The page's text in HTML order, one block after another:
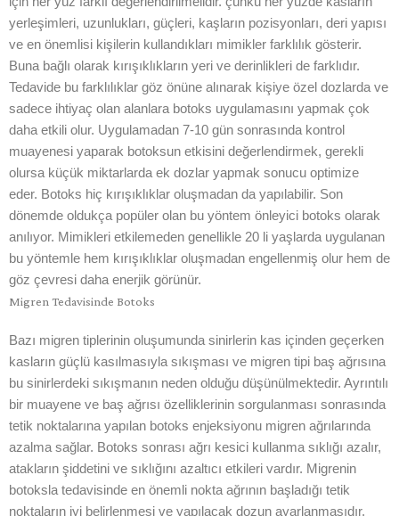
yerleşimleri, uzunlukları, güçleri, kaşların pozisyonları, deri yapısı
ve en önemlisi kişilerin kullandıkları mimikler farklılık gösterir.
Buna bağlı olarak kırışıklıkların yeri ve derinlikleri de farklıdır.
Tedavide bu farklılıklar göz önüne alınarak kişiye özel dozlarda ve
sadece ihtiyaç olan alanlara botoks uygulamasını yapmak çok
daha etkili olur. Uygulamadan 7-10 gün sonrasında kontrol
muayenesi yaparak botoksun etkisini değerlendirmek, gerekli
olursa küçük miktarlarda ek dozlar yapmak sonucu optimize
eder. Botoks hiç kırışıklıklar oluşmadan da yapılabilir. Son
dönemde oldukça popüler olan bu yöntem önleyici botoks olarak
anılıyor. Mimikleri etkilemeden genellikle 20 li yaşlarda uygulanan
bu yöntemle hem kırışıklıklar oluşmadan engellenmiş olur hem de
göz çevresi daha enerjik görünür.
Migren Tedavisinde Botoks
Bazı migren tiplerinin oluşumunda sinirlerin kas içinden geçerken
kasların güçlü kasılmasıyla sıkışması ve migren tipi baş ağrısına
bu sinirlerdeki sıkışmanın neden olduğu düşünülmektedir. Ayrıntılı
bir muayene ve baş ağrısı özelliklerinin sorgulanması sonrasında
tetik noktalarına yapılan botoks enjeksiyonu migren ağrılarında
azalma sağlar. Botoks sonrası ağrı kesici kullanma sıklığı azalır,
atakların şiddetini ve sıklığını azaltıcı etkileri vardır. Migrenin
botoksla tedavisinde en önemli nokta ağrının başladığı tetik
noktaların iyi belirlenmesi ve yapılacak dozun ayarlanmasıdır.